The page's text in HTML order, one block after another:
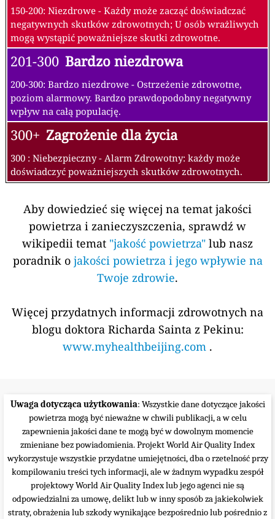
150-200: Niezdrowe - Każdy może zacząć doświadczać
negatywnych skutków zdrowotnych; U osób wrażliwych
mogą wystąpić poważniejsze skutki zdrowotne.
201-300 Bardzo niezdrowa
200-300: Bardzo niezdrowe - Ostrzeżenie zdrowotne,
poziom alarmowy. Bardzo prawdopodobny negatywny
wpływ na całą populację.
300+ Zagrożenie dla życia
300 : Niebezpieczny - Alarm Zdrowotny: każdy może
doświadczyć poważniejszych skutków zdrowotnych.
Aby dowiedzieć się więcej na temat jakości
powietrza i zanieczyszczenia, sprawdź w
wikipedii temat "jakość powietrza" lub nasz
poradnik o jakości powietrza i jego wpływie na
Twoje zdrowie.
Więcej przydatnych informacji zdrowotnych na
blogu doktora Richarda Sainta z Pekinu:
www.myhealthbeijing.com .
Uwaga dotycząca użytkowania: Wszystkie dane dotyczące jakości
powietrza mogą być nieważne w chwili publikacji, a w celu
zapewnienia jakości dane te mogą być w dowolnym momencie
zmieniane bez powiadomienia. Projekt World Air Quality Index
wykorzystuje wszystkie przydatne umiejętności, dba o rzetelność przy
kompilowaniu treści tych informacji, ale w żadnym wypadku zespół
projektowy World Air Quality Index lub jego agenci nie są
odpowiedzialni za umowę, delikt lub w inny sposób za jakiekolwiek
straty, obrażenia lub szkody wynikające bezpośrednio lub pośrednio z